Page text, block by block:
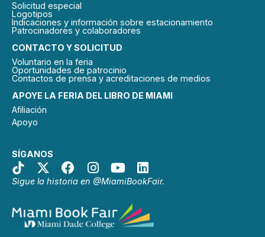
APOYE LA FERIA DEL LIBRO DE MIAMI
Afiliación
Apoyo
SÍGANOS
Sigue la historia en @MiamiBookFair.
CONTACTO Y SOLICITUD
Voluntario en la feria
Oportunidades de patrocinio
Contactos de prensa y acreditaciones de medios
Solicitud especial
Logotipos
Indicaciones y información sobre estacionamiento
Patrocinadores y colaboradores